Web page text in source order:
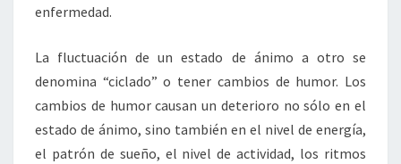
enfermedad.
La fluctuación de un estado de ánimo a otro se
denomina “ciclado” o tener cambios de humor. Los
cambios de humor causan un deterioro no sólo en el
estado de ánimo, sino también en el nivel de energía,
el patrón de sueño, el nivel de actividad, los ritmos